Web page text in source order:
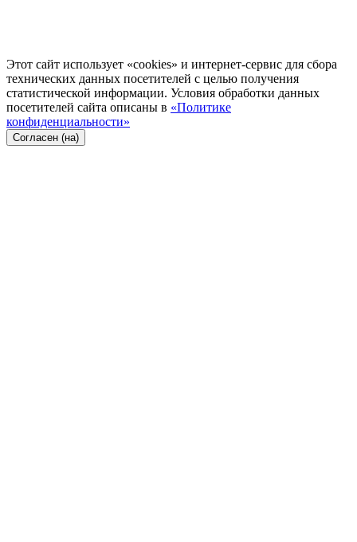
Этот сайт использует «cookies» и интернет-сервис для сбора
технических данных посетителей с целью получения
статистической информации. Условия обработки данных
посетителей сайта описаны в «Политике
конфиденциальности»
Согласен (на)